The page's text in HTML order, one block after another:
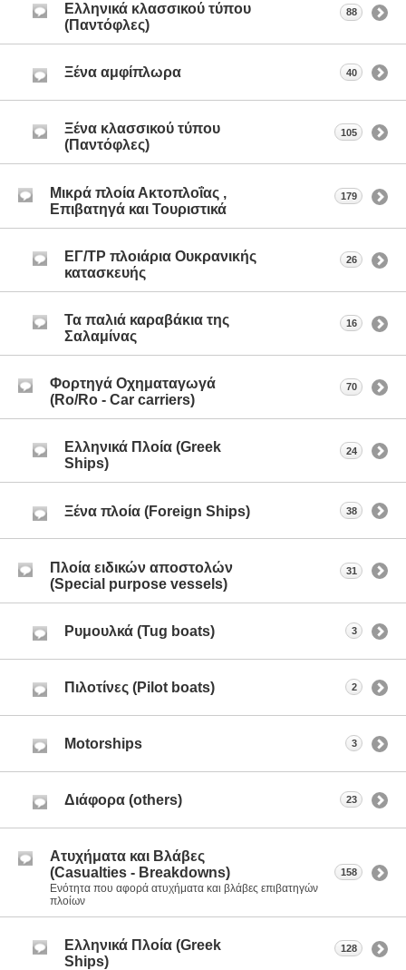
Ελληνικά κλασσικού τύπου
(Παντόφλες)
88
Ξένα αμφίπλωρα 40
Ξένα κλασσικού τύπου
(Παντόφλες)
105
Μικρά πλοία Ακτοπλοΐας ,
Επιβατηγά και Τουριστικά
179
ΕΓ/ΤΡ πλοιάρια Ουκρανικής
κατασκευής
26
Τα παλιά καραβάκια της
Σαλαμίνας
16
Φορτηγά Οχηματαγωγά
(Ro/Ro - Car carriers)
70
Ελληνικά Πλοία (Greek
Ships)
24
Ξένα πλοία (Foreign Ships) 38
Πλοία ειδικών αποστολών
(Special purpose vessels)
31
Ρυμουλκά (Tug boats) 3
Πιλοτίνες (Pilot boats) 2
Motorships 3
Διάφορα (others) 23
Ατυχήματα και Βλάβες
(Casualties - Breakdowns)
Ενότητα που αφορά ατυχήματα και βλάβες επιβατηγών
πλοίων
158
Ελληνικά Πλοία (Greek
Ships)
128